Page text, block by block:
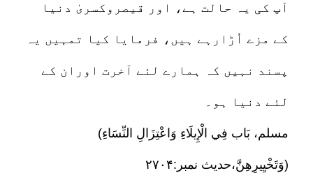
آپ کی یہ حالت ہے، اور قیصروکسریٰ دنیا
کے مزے اُڑارہے ہیں، فرمایا کیا تمہیں یہ
پسند نہیں کہ ہمارے لئے آخرت اوران کے
لئے دنیا ہو۔
(مسلم، بَاب فِي الْإِيلَاءِ وَاعْتِزَالِ النِّسَاءِ
وَتَخْيِيرِهِنَّ،حدیث نمبر:۲۷۰۴)